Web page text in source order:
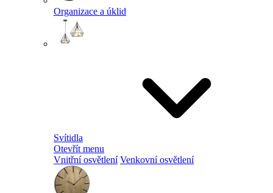
Organizace a úklid
Svítidla
Otevřít menu
Vnitřní osvětlení Venkovní osvětlení